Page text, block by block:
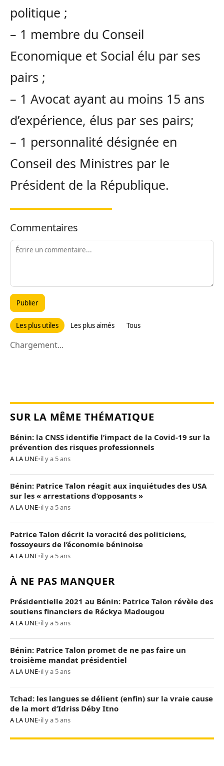
politique ;
– 1 membre du Conseil
Economique et Social élu par ses
pairs ;
– 1 Avocat ayant au moins 15 ans
d’expérience, élus par ses pairs;
– 1 personnalité désignée en
Conseil des Ministres par le
Président de la République.
Commentaires
Publier
Les plus utiles Les plus aimés Tous
Chargement...
SUR LA MÊME THÉMATIQUE
Bénin: la CNSS identifie l’impact de la Covid-19 sur la
prévention des risques professionnels
A LA UNE•il y a 5 ans
Bénin: Patrice Talon réagit aux inquiétudes des USA
sur les « arrestations d’opposants »
A LA UNE•il y a 5 ans
Patrice Talon décrit la voracité des politiciens,
fossoyeurs de l’économie béninoise
A LA UNE•il y a 5 ans
À NE PAS MANQUER
Présidentielle 2021 au Bénin: Patrice Talon révèle des
soutiens financiers de Réckya Madougou
A LA UNE•il y a 5 ans
Bénin: Patrice Talon promet de ne pas faire un
troisième mandat présidentiel
A LA UNE•il y a 5 ans
Tchad: les langues se délient (enfin) sur la vraie cause
de la mort d’Idriss Déby Itno
A LA UNE•il y a 5 ans